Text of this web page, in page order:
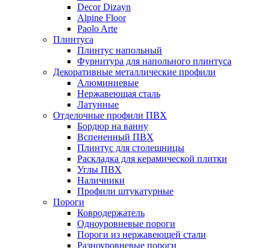
Decor Dizayn
Alpine Floor
Paolo Arte
Плинтуса
Плинтус напольный
Фурнитура для напольного плинтуса
Декоративные металлические профили
Алюминиевые
Нержавеющая сталь
Латунные
Отделочные профили ПВХ
Бордюр на ванну
Вспененный ПВХ
Плинтус для столешницы
Раскладка для керамической плитки
Углы ПВХ
Наличники
Профили штукатурные
Пороги
Ковродержатель
Одноуровневые пороги
Пороги из нержавеющей стали
Разноуровневые пороги